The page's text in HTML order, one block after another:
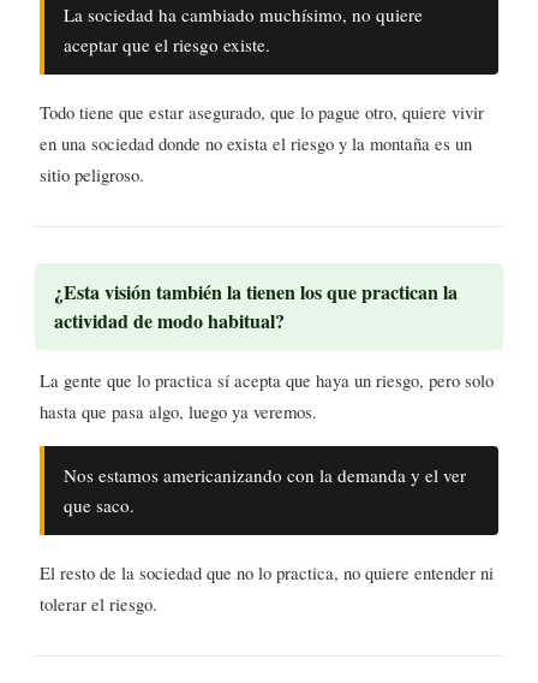
La sociedad ha cambiado muchísimo, no quiere
aceptar que el riesgo existe.
Todo tiene que estar asegurado, que lo pague otro, quiere vivir
en una sociedad donde no exista el riesgo y la montaña es un
sitio peligroso.
¿Esta visión también la tienen los que practican la
actividad de modo habitual?
La gente que lo practica sí acepta que haya un riesgo, pero solo
hasta que pasa algo, luego ya veremos.
Nos estamos americanizando con la demanda y el ver
que saco.
El resto de la sociedad que no lo practica, no quiere entender ni
tolerar el riesgo.